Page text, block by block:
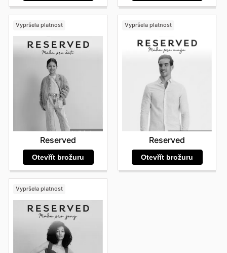
Vypršela platnost
Reserved
Otevřít brožuru
Vypršela platnost
Reserved
Otevřít brožuru
Vypršela platnost